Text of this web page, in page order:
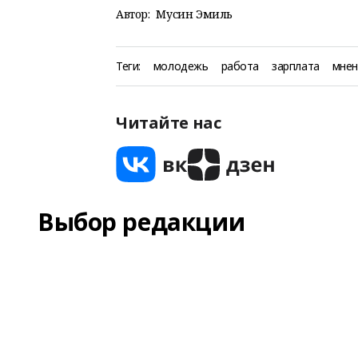
Автор: Мусин Эмиль
Теги: молодежь работа зарплата
Читайте нас
Выбор редакции